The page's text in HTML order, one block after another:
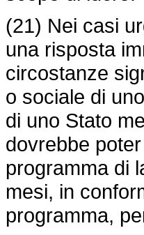
(21) Nei casi
una risposta
circostanze
o sociale di
di uno Stato
dovrebbe
programma di
mesi, in
programma,